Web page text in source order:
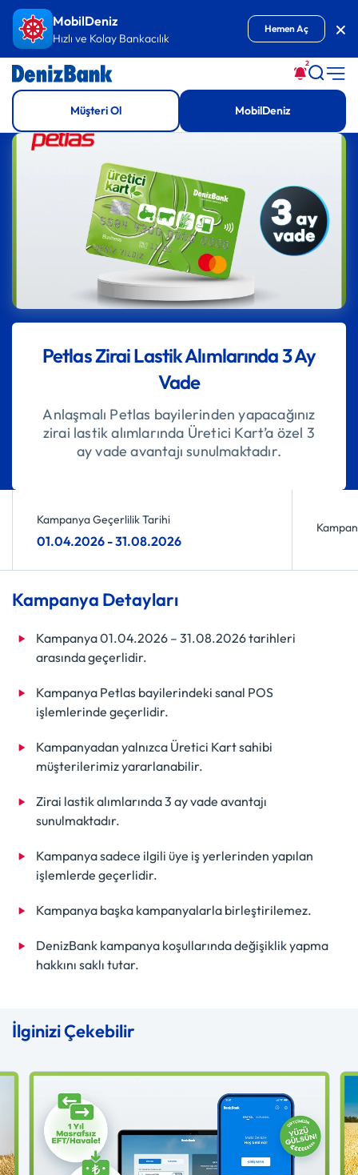
İçeriğe GitMobilDeniz
Hızlı ve Kolay Bankacılık
Hemen Aç
2
Müşteri Ol MobilDeniz
Petlas Zirai Lastik Alımlarında 3 Ay
Vade
Anlaşmalı Petlas bayilerinden yapacağınız
zirai lastik alımlarında Üretici Kart’a özel 3
ay vade avantajı sunulmaktadır.
Kampanya Geçerlilik Tarihi
01.04.2026 - 31.08.2026
Kampanya Detayları
Kampanya 01.04.2026 – 31.08.2026 tarihleri
arasında geçerlidir.
Kampanya Petlas bayilerindeki sanal POS
işlemlerinde geçerlidir.
Kampanyadan yalnızca Üretici Kart sahibi
müşterilerimiz yararlanabilir.
Zirai lastik alımlarında 3 ay vade avantajı
sunulmaktadır.
Kampanya sadece ilgili üye iş yerlerinden yapılan
işlemlerde geçerlidir.
Kampanya başka kampanyalarla birleştirilemez.
DenizBank kampanya koşullarında değişiklik yapma
hakkını saklı tutar.
İlginizi Çekebilir